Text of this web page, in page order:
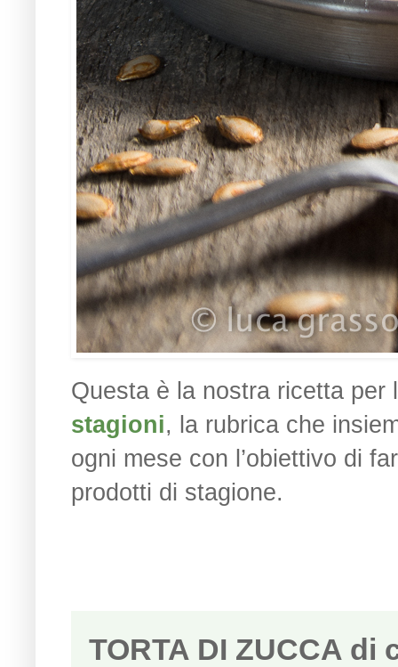
Questa è la nostra ricetta per
stagioni, la rubrica che
ogni mese con l’obiettivo di
prodotti di stagione.
TORTA DI ZUCCA di